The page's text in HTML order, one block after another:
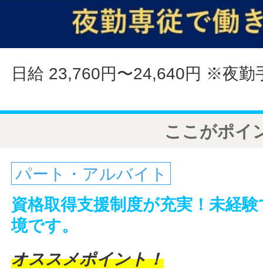
日給 23,760円〜24,640円 ※夜勤
ここがポイ
パート・アルバイト
資格取得支援制度が充実！未経
境です。
オススメポイント！